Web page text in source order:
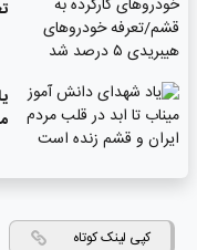
کپی لینک کوتاه